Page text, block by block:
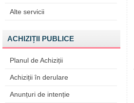
Alte servicii
ACHIZIȚII PUBLICE
Planul de Achiziții
Achiziții în derulare
Anunțuri de intenție